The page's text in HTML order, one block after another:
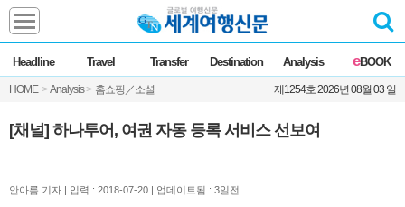
Headline Travel Transfer Destination Analysis eBOOK
HOME > Analysis > 홈쇼핑／소셜 제1254호 2026년 08월 03 일
Headline
전체 News
Commentary Opinion
Focus Marketing
[채널] 하나투어, 여권 자동 등록 서비스 선보여
안아름 기자 | 입력 : 2018-07-20 | 업데이트됨 : 3일전